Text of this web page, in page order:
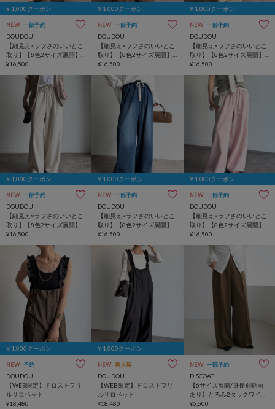
￥1,000クーポン
NEW 一部予約
DOUDOU
【細見え×ラフさのいいとこ
取り】【8色2サイズ展開】
デニムワイドイージーパン
ツ
¥16,500
￥1,000クーポン
NEW 一部予約
DOUDOU
【細見え×ラフさのいいとこ
取り】【8色2サイズ展開】
デニムワイドイージーパン
ツ
¥16,500
￥1,000クーポン
NEW 一部予約
DOUDOU
【細見え×ラフさのいいとこ
取り】【8色2サイズ展開】
デニムワイドイージーパン
ツ
¥16,500
￥1,000クーポン
NEW 一部予約
DOUDOU
【細見え×ラフさのいいとこ
取り】【8色2サイズ展開】
デニムワイドイージーパン
¥16,500
￥1,000クーポン
NEW 一部予約
DOUDOU
【細見え×ラフさのいいとこ
取り】【8色2サイズ展開】
デニムワイドイージーパン
¥16,500
￥1,000クーポン
NEW 一部予約
DOUDOU
【細見え×ラフさのいいとこ
取り】【8色2サイズ展開】
デニムワイドイージーパン
¥16,500
￥1,000クーポン
NEW 予約
DOUDOU
【WEB限定】ドロストフリ
ルサロペット
¥18,480
￥1,000クーポン
NEW 再入荷
DOUDOU
【WEB限定】ドロストフリ
ルサロペット
¥18,480
NEW 一部予約
DISCOAT
【6サイズ展開/身長別動画
あり】とろみ2タックワイド
パンツ《WEB限定カラーあ
¥6,600